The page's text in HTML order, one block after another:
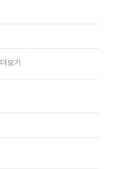
더보기